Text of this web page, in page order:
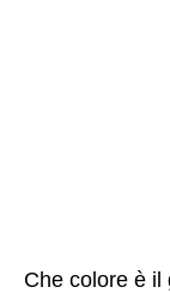
Che colore è il